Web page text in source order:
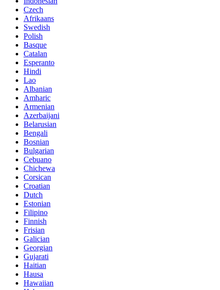
Czech
Afrikaans
Swedish
Polish
Basque
Catalan
Esperanto
Hindi
Lao
Albanian
Amharic
Armenian
Azerbaijani
Belarusian
Bengali
Bosnian
Bulgarian
Cebuano
Chichewa
Corsican
Croatian
Dutch
Estonian
Filipino
Finnish
Frisian
Galician
Georgian
Gujarati
Haitian
Hausa
Hawaiian